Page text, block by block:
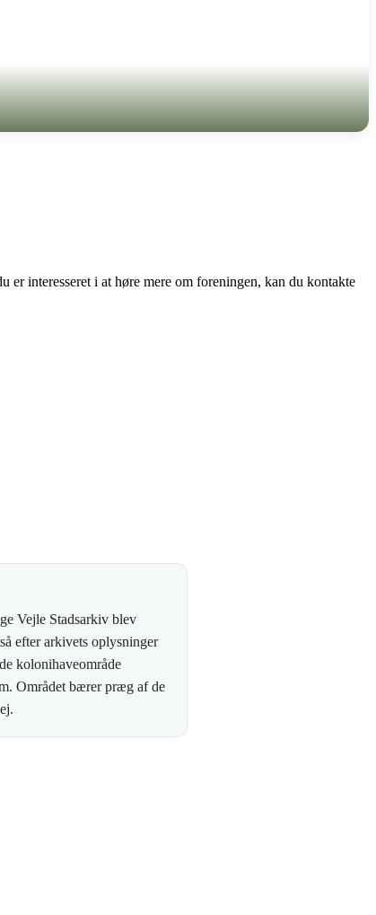
interesseret i at høre mere om foreningen, kan du kontakte
Vejle Stadsarkiv blev
efter arkivets oplysninger
kolonihaveområde
Området bærer præg af de